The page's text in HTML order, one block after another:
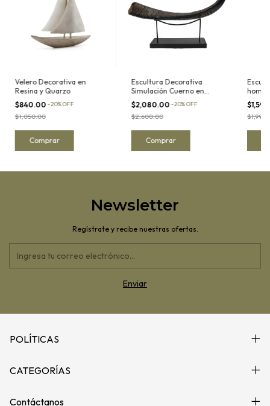
Velero Decorativa en
Resina y Quarzo
$840.00 -20%OFF
$1,050.00
Escultura Decorativa
Simulación Cuerno en
Resina con Soporte de
metal
$2,080.00 -20%OFF
$2,600.00
Newsletter
Regístrate y recibe nuestras ofertas.
POLÍTICAS
CATEGORÍAS
Contáctanos